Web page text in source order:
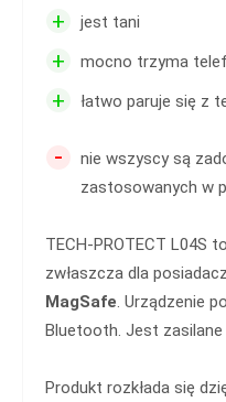
+ jest tani
+ mocno trzyma
+ łatwo paruje się z
-
nie wszyscy są
zastosowanych w
TECH-PROTECT L04S
zwłaszcza dla
MagSafe. Urządzenie
Bluetooth. Jest zasilane
Produkt rozkłada się